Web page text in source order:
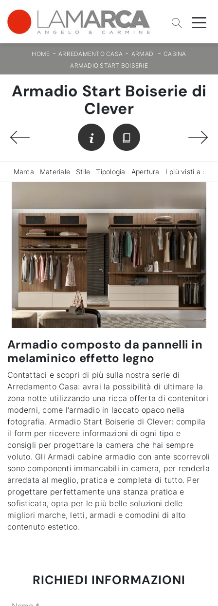
HOME -ARREDAMENTO CASA - ARMADI -CABINA
ARMADIO START BOISERIE
Armadio Start Boiserie di
Clever
Marca Materiale Stile Tipologia Apertura I più visti a :
Armadio composto da pannelli in
melaminico effetto legno
Contattaci e scopri di più sulla nostra serie di
Arredamento Casa: avrai la possibilità di ultimare la
zona notte utilizzando una ricca offerta di contenitori
moderni, come l'armadio in laccato opaco nella
fotografia. Armadio Start Boiserie di Clever: compila
il form per ricevere informazioni di ogni tipo e
consigli per progettare la camera che hai sempre
voluto. Gli Armadi cabine armadio con ante scorrevoli
sono componenti immancabili in camera, per renderla
arredata al meglio, pratica e completa di tutto. Per
progettare perfettamente una stanza pratica e
sofisticata, opta per le più belle soluzioni delle
migliori marche, letti, armadi e comodini di alto
contenuto estetico.
RICHIEDI INFORMAZIONI